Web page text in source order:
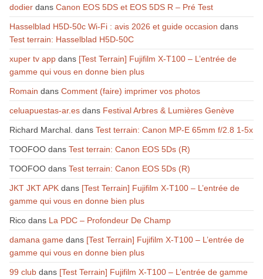
dodierdans Canon EOS 5DS et EOS 5DS R – Pré Test
Hasselblad H5D-50c Wi-Fi : avis 2026 et guide occasion dans
Test terrain: Hasselblad H5D-50C
xuper tv appdans [Test Terrain] Fujifilm X-T100 – L’entrée de
gamme qui vous en donne bien plus
Romain dans Comment (faire) imprimer vos photos
celuapuestas-ar.esdans Festival Arbres & Lumières Genève
Richard Marchal. dans Test terrain: Canon MP-E 65mm f/2.8 1-5x
TOOFOOdans Test terrain: Canon EOS 5Ds (R)
TOOFOOdans Test terrain: Canon EOS 5Ds (R)
JKT JKT APKdans [Test Terrain] Fujifilm X-T100 – L’entrée de
gamme qui vous en donne bien plus
Ricodans La PDC – Profondeur De Champ
damana gamedans [Test Terrain] Fujifilm X-T100 – L’entrée de
gamme qui vous en donne bien plus
99 clubdans [Test Terrain] Fujifilm X-T100 – L’entrée de gamme